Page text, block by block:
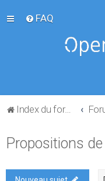
FAQ
Index du forum
Propositions